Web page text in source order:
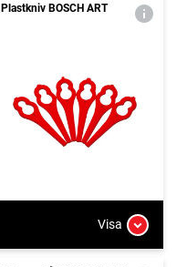
Plastkniv BOSCH ART
Visa